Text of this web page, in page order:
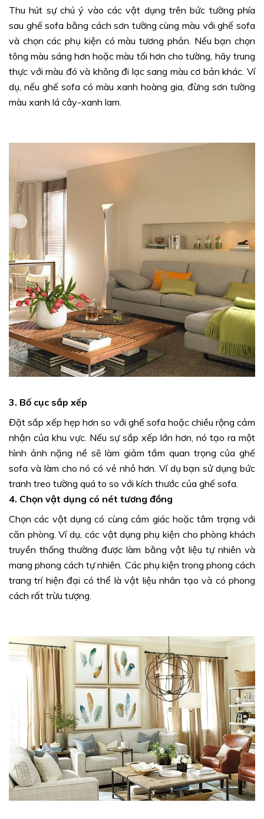
Thu hút sự chú ý vào các vật dụng trên bức tường phía
sau ghế sofa bằng cách sơn tường cùng màu với ghế sofa
và chọn các phụ kiện có màu tương phản. Nếu bạn chọn
tông màu sáng hơn hoặc màu tối hơn cho tường, hãy trung
thực với màu đó và không đi lạc sang màu cơ bản khác. Ví
dụ, nếu ghế sofa có màu xanh hoàng gia, đừng sơn tường
màu xanh lá cây-xanh lam.
3. Bố cục sắp xếp
Đặt sắp xếp hẹp hơn so với ghế sofa hoặc chiều rộng cảm
nhận của khu vực. Nếu sự sắp xếp lớn hơn, nó tạo ra một
hình ảnh nặng nề sẽ làm giảm tầm quan trọng của ghế
sofa và làm cho nó có vẻ nhỏ hơn. Ví dụ bạn sử dụng bức
tranh treo tường quá to so với kích thước của ghế sofa.
4. Chọn vật dụng có nét tương đồng
Chọn các vật dụng có cùng cảm giác hoặc tâm trạng với
căn phòng. Ví dụ, các vật dụng phụ kiện cho phòng khách
truyền thống thường được làm bằng vật liệu tự nhiên và
mang phong cách tự nhiên. Các phụ kiện trong phong cách
trang trí hiện đại có thể là vật liệu nhân tạo và có phong
cách rất trừu tượng.